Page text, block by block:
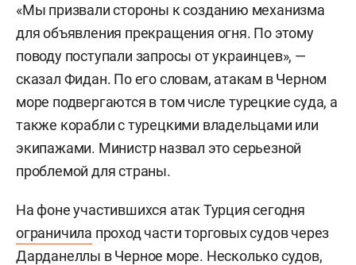
«Мы призвали стороны к созданию механизма
для объявления прекращения огня. По этому
поводу поступали запросы от украинцев», —
сказал Фидан. По его словам, атакам в Черном
море подвергаются в том числе турецкие суда, а
также корабли с турецкими владельцами или
экипажами. Министр назвал это серьезной
проблемой для страны.
На фоне участившихся атак Турция сегодня
ограничила проход части торговых судов через
Дарданеллы в Черное море. Несколько судов,